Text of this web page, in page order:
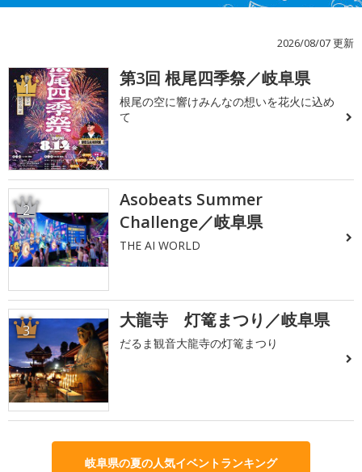
2026/08/07 更新
1 第3回 根尾四季祭／岐阜県
根尾の空に響けみんなの想いを花火に込め
て
2
Asobeats Summer
Challenge／岐阜県
THE AI WORLD
3 大龍寺 灯篭まつり／岐阜県
だるま観音大龍寺の灯篭まつり
岐阜県の夏の人気イベントランキング